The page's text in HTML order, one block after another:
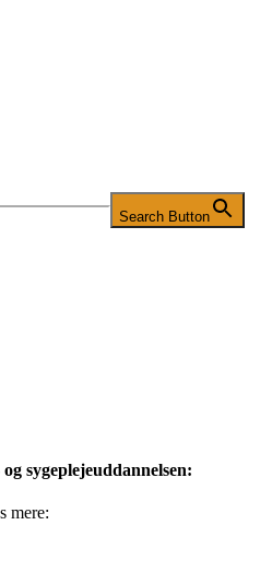
Search Button
sygeplejeuddannelsen:
mere: